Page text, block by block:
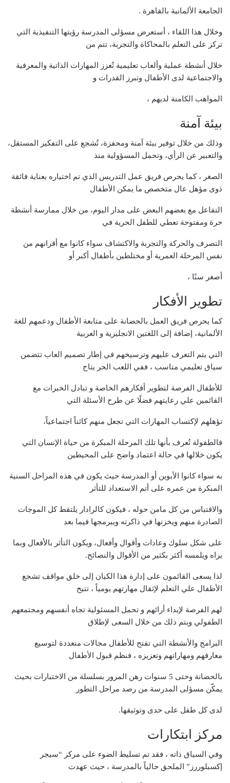
الجامعة الألمانية بالقاهرة .
وخلال هذا اللقاء ، أستعرض مسؤلى المدرسة رؤيتها التنفيذية التي
تركز على التعلم بالمحاكاة والتجربة، تتم من
خلال أنشطة عملية وألعاب تعليمية تُعزز المهارات الذاتية والمعرفية
والاجتماعية لدى الأطفال وتبرز القدرات و
المواهب الكامنة لديهم ،
بيئة آمنة
وذلك من خلال توفير بيئة آمنة ومحفزة، تُشجع على التفكير المستقل،
والتعبير عن الرأي، وتحمل المسؤولية منذ
الصغر ، كما يحرص فريق عمل التدريس الذي تم اختياره بعناية فائقة
ذوى مؤهل عال متخصص ما يمكن الأطفال
التفاعل مع بعضهم البعض على مدار اليوم، من خلال ممارسة أنشطة
حرة ومفتوحة تعطي للطفل الحرية في
التصرف والحركة والتجربة والاكتشاف سواء كانوا مع أقرانهم من
نفس المرحلة العمرية أو مختلطين بأطفال أكبر أو
أصغر سنًا ،
تطوير الأفكار
كما يحرص فريق العمل بالحضانة على متابعة الأطفال ودعمهم للغة
الألمانية، إضافة إلى اللغتين الانجليزية و العربية
التي يتم التعرف عليهم وترسيخهم في إطار تصميم العاب تتضمن
سياق تعليمي مناسب ، ففي اللعب الحر يتاح
للأطفال الفرصة لتطوير أفكارهم الخاصة و تبادل الخبرات مع
القائمين علي رعايتهم فضلًا عن طرح الأسئلة التي
تؤهلهم لإكتساب المهارات التي تجعل منهم كائناً اجتماعياً،
فالطفولة تُعرف بأنها تلك المرحلة المبكرة من حياة الإنسان التي
يكون خلالها في حالة اعتماد واضح على المحيطين
به سواء كانوا الأبوين أو المدرسة حيث يكون في هذه المراحل السنية
المبكرة من عمره على أتم الاستعداد للتأثر
والاقتباس من كل مامن حوله ، فيكون كالرادار يلتقط كل الموجات
الصادرة منهم ويخزنها في ذاكرته ويبرمجها فيما بعد
على شكل سلوك وعادات وأقوال وأفعال، ويكون التأثر بالأفعال وبما
يراه ويلمسه أكثر بكثير من الأقوال والنصائح.
لذا يسعى القائمون على إدارة هذا الكيان إلى خلق مواقف تشجع
الأطفال علي التعلم لإثقال مهارتهم يومياً ، تتيح
لهم الفرصة لإبداء أرائهم و تحمل المسئولية تجاه أنفسهم ومجتمعهم
الطفولي ويتم ذلك من خلال السعى لإطلاق
البرامج والأنشطة التي تفتح للأطفال مجالات متعددة لتوسيع
معارفهم ومهاراتهم وتعزيزه ، فنظم قبول الأطفال
بالحضانة وحتى 5 سنوات رهن المرور بسلسلة من الاختبارات بحيث
يمكّن مسؤلى المدرسة من رصد مراحل التطور
لدى كل طفل على حدى وتوثيقها.
مركز ابتكارات
وفي السياق ذاته ، فقد تم تسليط الضوء على مركز “سيجر
إكسبلوررز” الملحق حالياً بالمدرسة ، حيث عهدت